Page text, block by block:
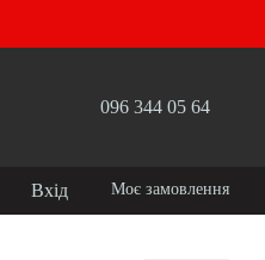
096 344 05 64
Вхід Моє замовлення